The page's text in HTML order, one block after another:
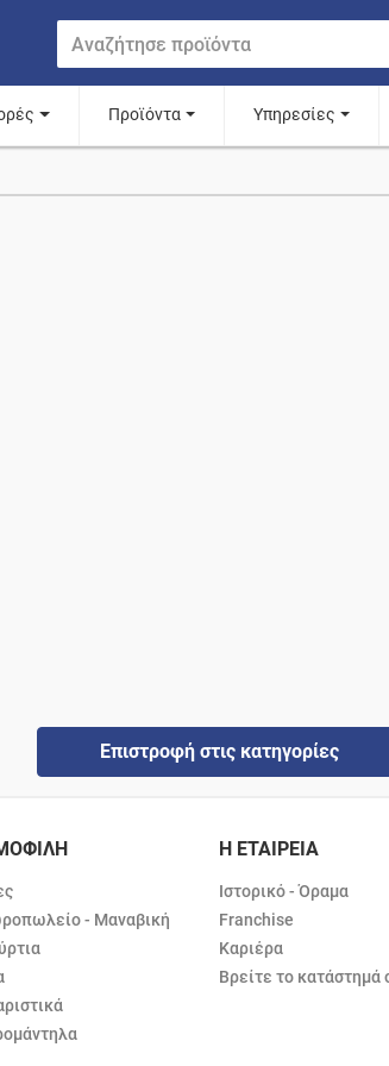
Προϊόντα Υπηρεσίες
Επιστροφή στις κατηγορίες
- Μαναβική
Η ΕΤΑΙΡΕΙΑ
Ιστορικό - Όραμα
Franchise
Καριέρα
Βρείτε το κατάστημά